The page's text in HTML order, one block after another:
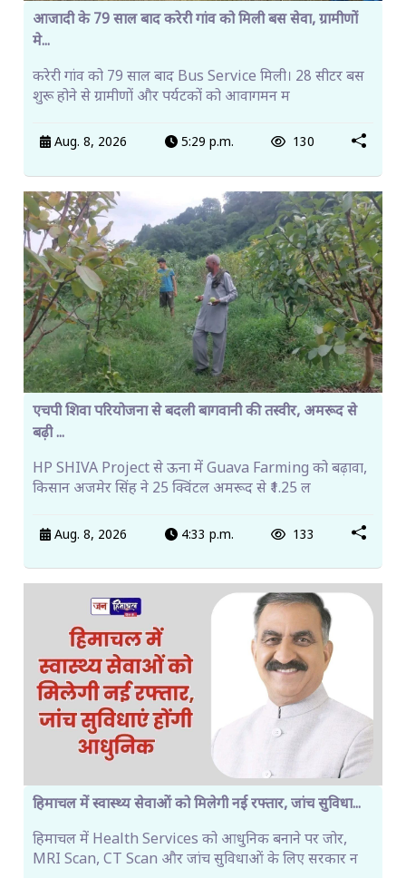
आजादी के 79 साल बाद करेरी गांव को मिली बस सेवा, ग्रामीणों
मे...
करेरी गांव को 79 साल बाद Bus Service मिली। 28 सीटर बस
शुरू होने से ग्रामीणों और पर्यटकों को आवागमन म
Aug. 8, 2026 5:29 p.m. 130
एचपी शिवा परियोजना से बदली बागवानी की तस्वीर, अमरूद से
बढ़ी ...
HP SHIVA Project से ऊना में Guava Farming को बढ़ावा,
किसान अजमेर सिंह ने 25 क्विंटल अमरूद से ₹1.25 ल
Aug. 8, 2026 4:33 p.m. 133
हिमाचल में स्वास्थ्य सेवाओं को मिलेगी नई रफ्तार, जांच सुविधा...
हिमाचल में Health Services को आधुनिक बनाने पर जोर,
MRI Scan, CT Scan और जांच सुविधाओं के लिए सरकार न